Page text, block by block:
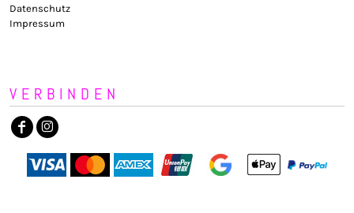
Datenschutz
Impressum
VERBINDEN